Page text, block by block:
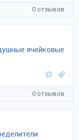
0 отзывов
ячейковые
0 отзывов